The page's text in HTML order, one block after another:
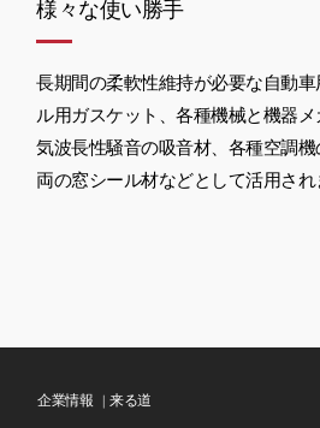
様々な使い勝手
長期間の柔軟性維持が必要な自動
ル用ガスケット、各種機械と機器
気波長性騒音の吸音材、各種空調
両の窓シール材などとして活用され
企業情報 | 来る道